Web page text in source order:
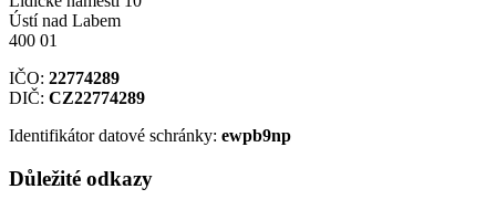
Ústí nad Labem
400 01
IČO: 22774289
DIČ: CZ22774289
Identifikátor datové schránky: ewpb9np
Důležité odkazy